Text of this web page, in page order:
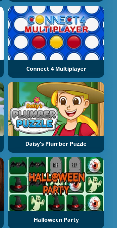
Connect 4 Multiplayer
Daisy's Plumber Puzzle
Halloween Party